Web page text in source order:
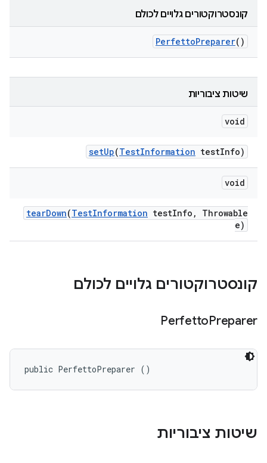
קונסטרוקטורים גלויים לכולם
PerfettoPreparer()
שיטות ציבוריות
void
setUp(TestInformation testInfo)
void
tearDown(TestInformation testInfo ,
Throwable
e)
קונסטרוקטורים גלויים לכולם
PerfettoPreparer
public PerfettoPreparer ()
שיטות ציבוריות